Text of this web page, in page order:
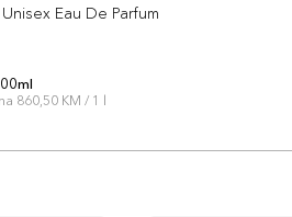
Eau De Parfum
860,50 KM / 1 l